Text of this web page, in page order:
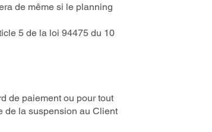
de même si le planning
5 de la loi 94475 du 10
de paiement ou pour tout
de la suspension au Client